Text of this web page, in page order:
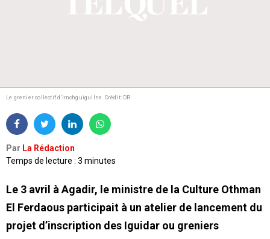
Le grenier collectif d’Imchguiguilne. Crédit: DR
Par La Rédaction
Temps de lecture : 3 minutes
Le 3 avril à Agadir, le ministre de la Culture Othman
El Ferdaous participait à un atelier de lancement du
projet d’inscription des Iguidar ou greniers